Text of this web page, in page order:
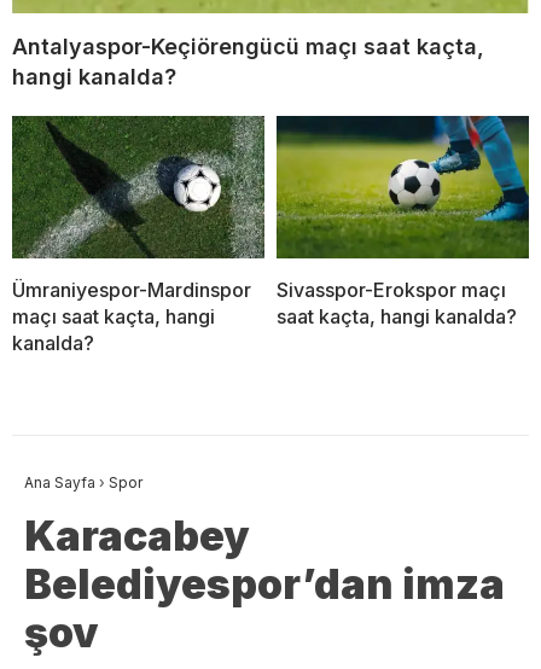
Antalyaspor-Keçiörengücü maçı saat kaçta,
hangi kanalda?
Ümraniyespor-Mardinspor
maçı saat kaçta, hangi
kanalda?
Sivasspor-Erokspor maçı
saat kaçta, hangi kanalda?
Ana Sayfa › Spor
Karacabey
Belediyespor’dan imza
şov